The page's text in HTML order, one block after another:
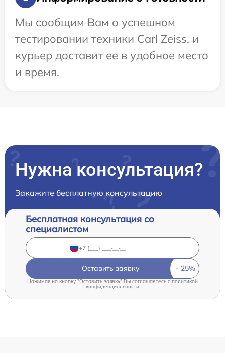
Мы сообщим Вам о успешном
тестировании техники Carl Zeiss, и
курьер доставит ее в удобное место
и время.
Нужна консультация?
Закажите бесплатную консультацию
Бесплатная консультация со
специалистом
Оставить заявку
Нажимая на кнопку "Оставить заявку" Вы соглашаетесь c политикой
конфиденциальности